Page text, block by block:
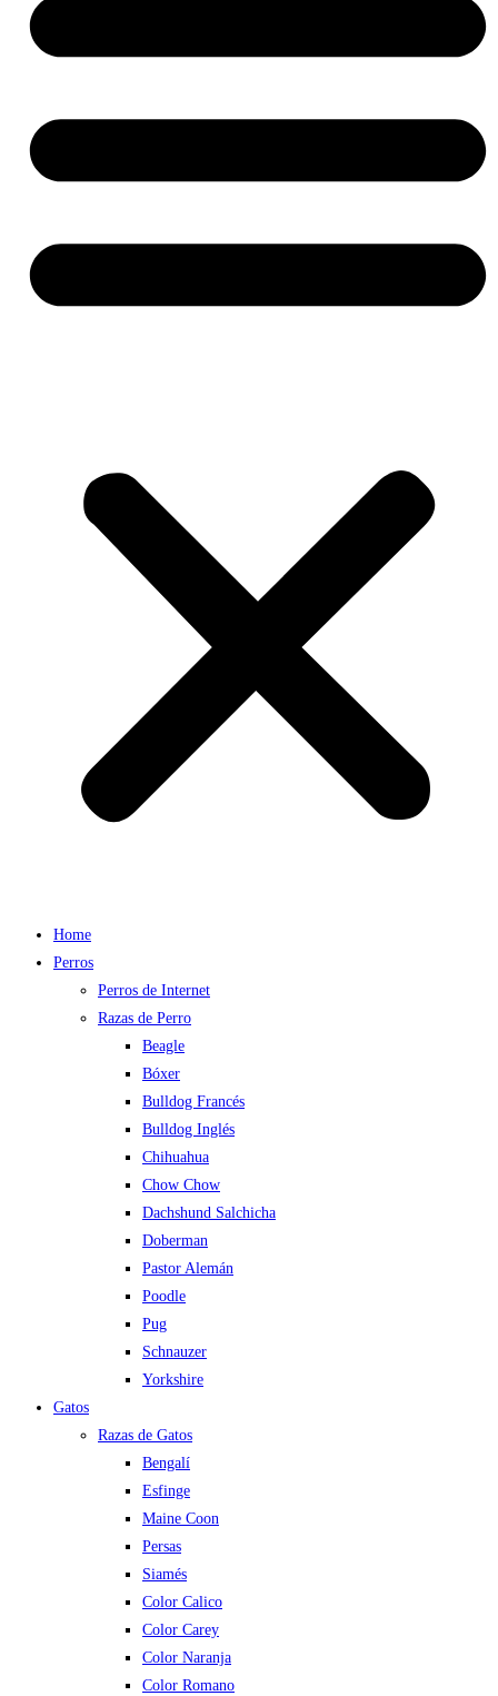
Home
Perros
Perros de Internet
Razas de Perro
Beagle
Bóxer
Bulldog Francés
Bulldog Inglés
Chihuahua
Chow Chow
Dachshund Salchicha
Doberman
Pastor Alemán
Poodle
Pug
Schnauzer
Yorkshire
Gatos
Razas de Gatos
Bengalí
Esfinge
Maine Coon
Persas
Siamés
Color Calico
Color Carey
Color Naranja
Color Romano